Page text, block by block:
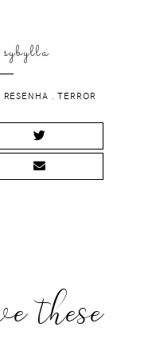
RESENHA .TERROR
these